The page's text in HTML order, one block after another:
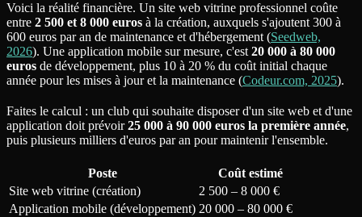
Voici la réalité financière. Un site web vitrine professionnel coûte
entre 2 500 et 8 000 euros à la création, auxquels s'ajoutent 300 à
600 euros par an de maintenance et d'hébergement (Seedweb,
2026). Une application mobile sur mesure, c'est 20 000 à 80 000
euros de développement, plus 10 à 20 % du coût initial chaque
année pour les mises à jour et la maintenance (Codeur.com, 2025).
Faites le calcul : un club qui souhaite disposer d'un site web et d'une
application doit prévoir25 000 à 90 000 euros la première année,
puis plusieurs milliers d'euros par an pour maintenir l'ensemble.
Poste
Coût estimé
Site web vitrine (création)
2 500 – 8 000 €
Application mobile (développement) 20 000 – 80 000 €